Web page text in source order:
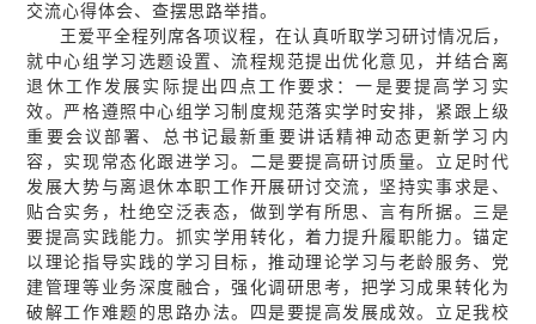
交流心得体会、查摆思路举措。
王爱平全程列席各项议程，在认真听取学习研讨情况后，
就中心组学习选题设置、流程规范提出优化意见，并结合离
退休工作发展实际提出四点工作要求：一是要提高学习实
效。严格遵照中心组学习制度规范落实学时安排，紧跟上级
重要会议部署、总书记最新重要讲话精神动态更新学习内
容，实现常态化跟进学习。二是要提高研讨质量。立足时代
发展大势与离退休本职工作开展研讨交流，坚持实事求是、
贴合实务，杜绝空泛表态，做到学有所思、言有所据。三是
要提高实践能力。抓实学用转化，着力提升履职能力。锚定
以理论指导实践的学习目标，推动理论学习与老龄服务、党
建管理等业务深度融合，强化调研思考，把学习成果转化为
破解工作难题的思路办法。四是要提高发展成效。立足我校